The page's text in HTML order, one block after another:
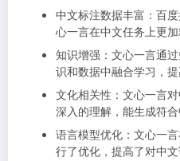
中文标注数据丰富：百
心一言在中文任务上更加
知识增强：文心一言通
识和数据中融合学习，提
文化相关性：文心一言
深入的理解，能生成符合
语言模型优化：文心一
行了优化，提高了对中